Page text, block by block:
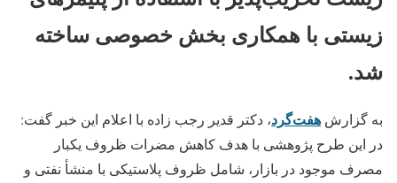
زیستی با همکاری بخش خصوصی ساخته
شد.
به گزارش هفت‌گرد، دکتر قدیر رجب زاده با اعلام این خبر گفت:
در این طرح پژوهشی با هدف کاهش مضرات ظروف یکبار
مصرف موجود در بازار، شامل ظروف پلاستیکی با منشأ نفتی و